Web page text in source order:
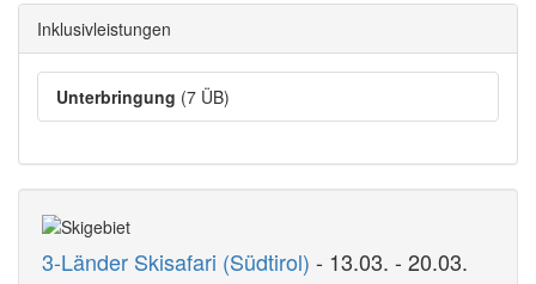
Inklusivleistungen
Unterbringung (7 ÜB)
3-Länder Skisafari (Südtirol) - 13.03. - 20.03.